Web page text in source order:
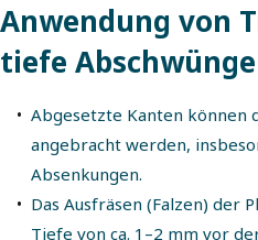
Anwendung von
tiefe Abschwünge
Abgesetzte Kanten können
angebracht werden,
Absenkungen.
Das Ausfräsen (Falzen) der
Tiefe von ca. 1–2 mm vor